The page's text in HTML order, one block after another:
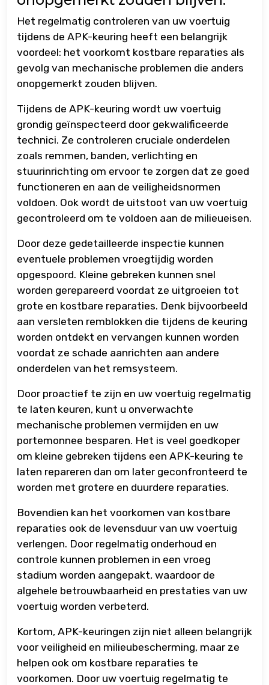
Het regelmatig controleren van uw voertuig
tijdens de APK-keuring heeft een belangrijk
voordeel: het voorkomt kostbare reparaties als
gevolg van mechanische problemen die anders
onopgemerkt zouden blijven.
Tijdens de APK-keuring wordt uw voertuig
grondig geïnspecteerd door gekwalificeerde
technici. Ze controleren cruciale onderdelen
zoals remmen, banden, verlichting en
stuurinrichting om ervoor te zorgen dat ze goed
functioneren en aan de veiligheidsnormen
voldoen. Ook wordt de uitstoot van uw voertuig
gecontroleerd om te voldoen aan de milieueisen.
Door deze gedetailleerde inspectie kunnen
eventuele problemen vroegtijdig worden
opgespoord. Kleine gebreken kunnen snel
worden gerepareerd voordat ze uitgroeien tot
grote en kostbare reparaties. Denk bijvoorbeeld
aan versleten remblokken die tijdens de keuring
worden ontdekt en vervangen kunnen worden
voordat ze schade aanrichten aan andere
onderdelen van het remsysteem.
Door proactief te zijn en uw voertuig regelmatig
te laten keuren, kunt u onverwachte
mechanische problemen vermijden en uw
portemonnee besparen. Het is veel goedkoper
om kleine gebreken tijdens een APK-keuring te
laten repareren dan om later geconfronteerd te
worden met grotere en duurdere reparaties.
Bovendien kan het voorkomen van kostbare
reparaties ook de levensduur van uw voertuig
verlengen. Door regelmatig onderhoud en
controle kunnen problemen in een vroeg
stadium worden aangepakt, waardoor de
algehele betrouwbaarheid en prestaties van uw
voertuig worden verbeterd.
Kortom, APK-keuringen zijn niet alleen belangrijk
voor veiligheid en milieubescherming, maar ze
helpen ook om kostbare reparaties te
voorkomen. Door uw voertuig regelmatig te